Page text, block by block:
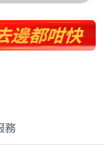
政策
務